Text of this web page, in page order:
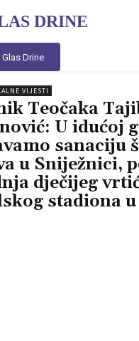
DRINE
Drine
VIJESTI
Teočaka
U idućoj
sanaciju
u Sniježnici,
dječijeg
stadiona